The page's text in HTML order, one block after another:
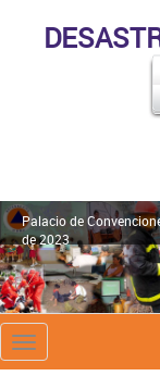
Palacio de
de 2023
Toggle
navigation